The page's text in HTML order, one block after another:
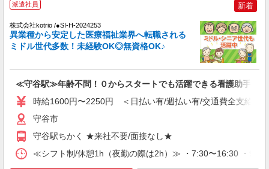
株式会社kotrio /●SI-H-2076262
NEW
≪守谷駅≫16時帰宅もOK♪病院で補助だけの
まったり作業
時給1600円〜2250円 ＜日払い有/週払い有/交
通費全支給(ガソリン代含む)＞
派遣社員
株式会社kotrio /●SI-H-2024122
NEW
派遣社員 新着
株式会社kotrio /●SI-H-2024253
異業種から安定した医療福祉業界へ転職される
ミドル世代多数！未経験OK◎無資格OK♪
≪守谷駅≫年齢不問！０からスタートでも活躍できる看護助手♪
時給1600円〜2250円 ＜日払い有/週払い有/交通費全支給(ガ
守谷市
守谷駅ちかく ★来社不要/面接なし★
≪シフト制/休憩1h（夜勤の際は2h）≫ ・7:30〜16:30 ・